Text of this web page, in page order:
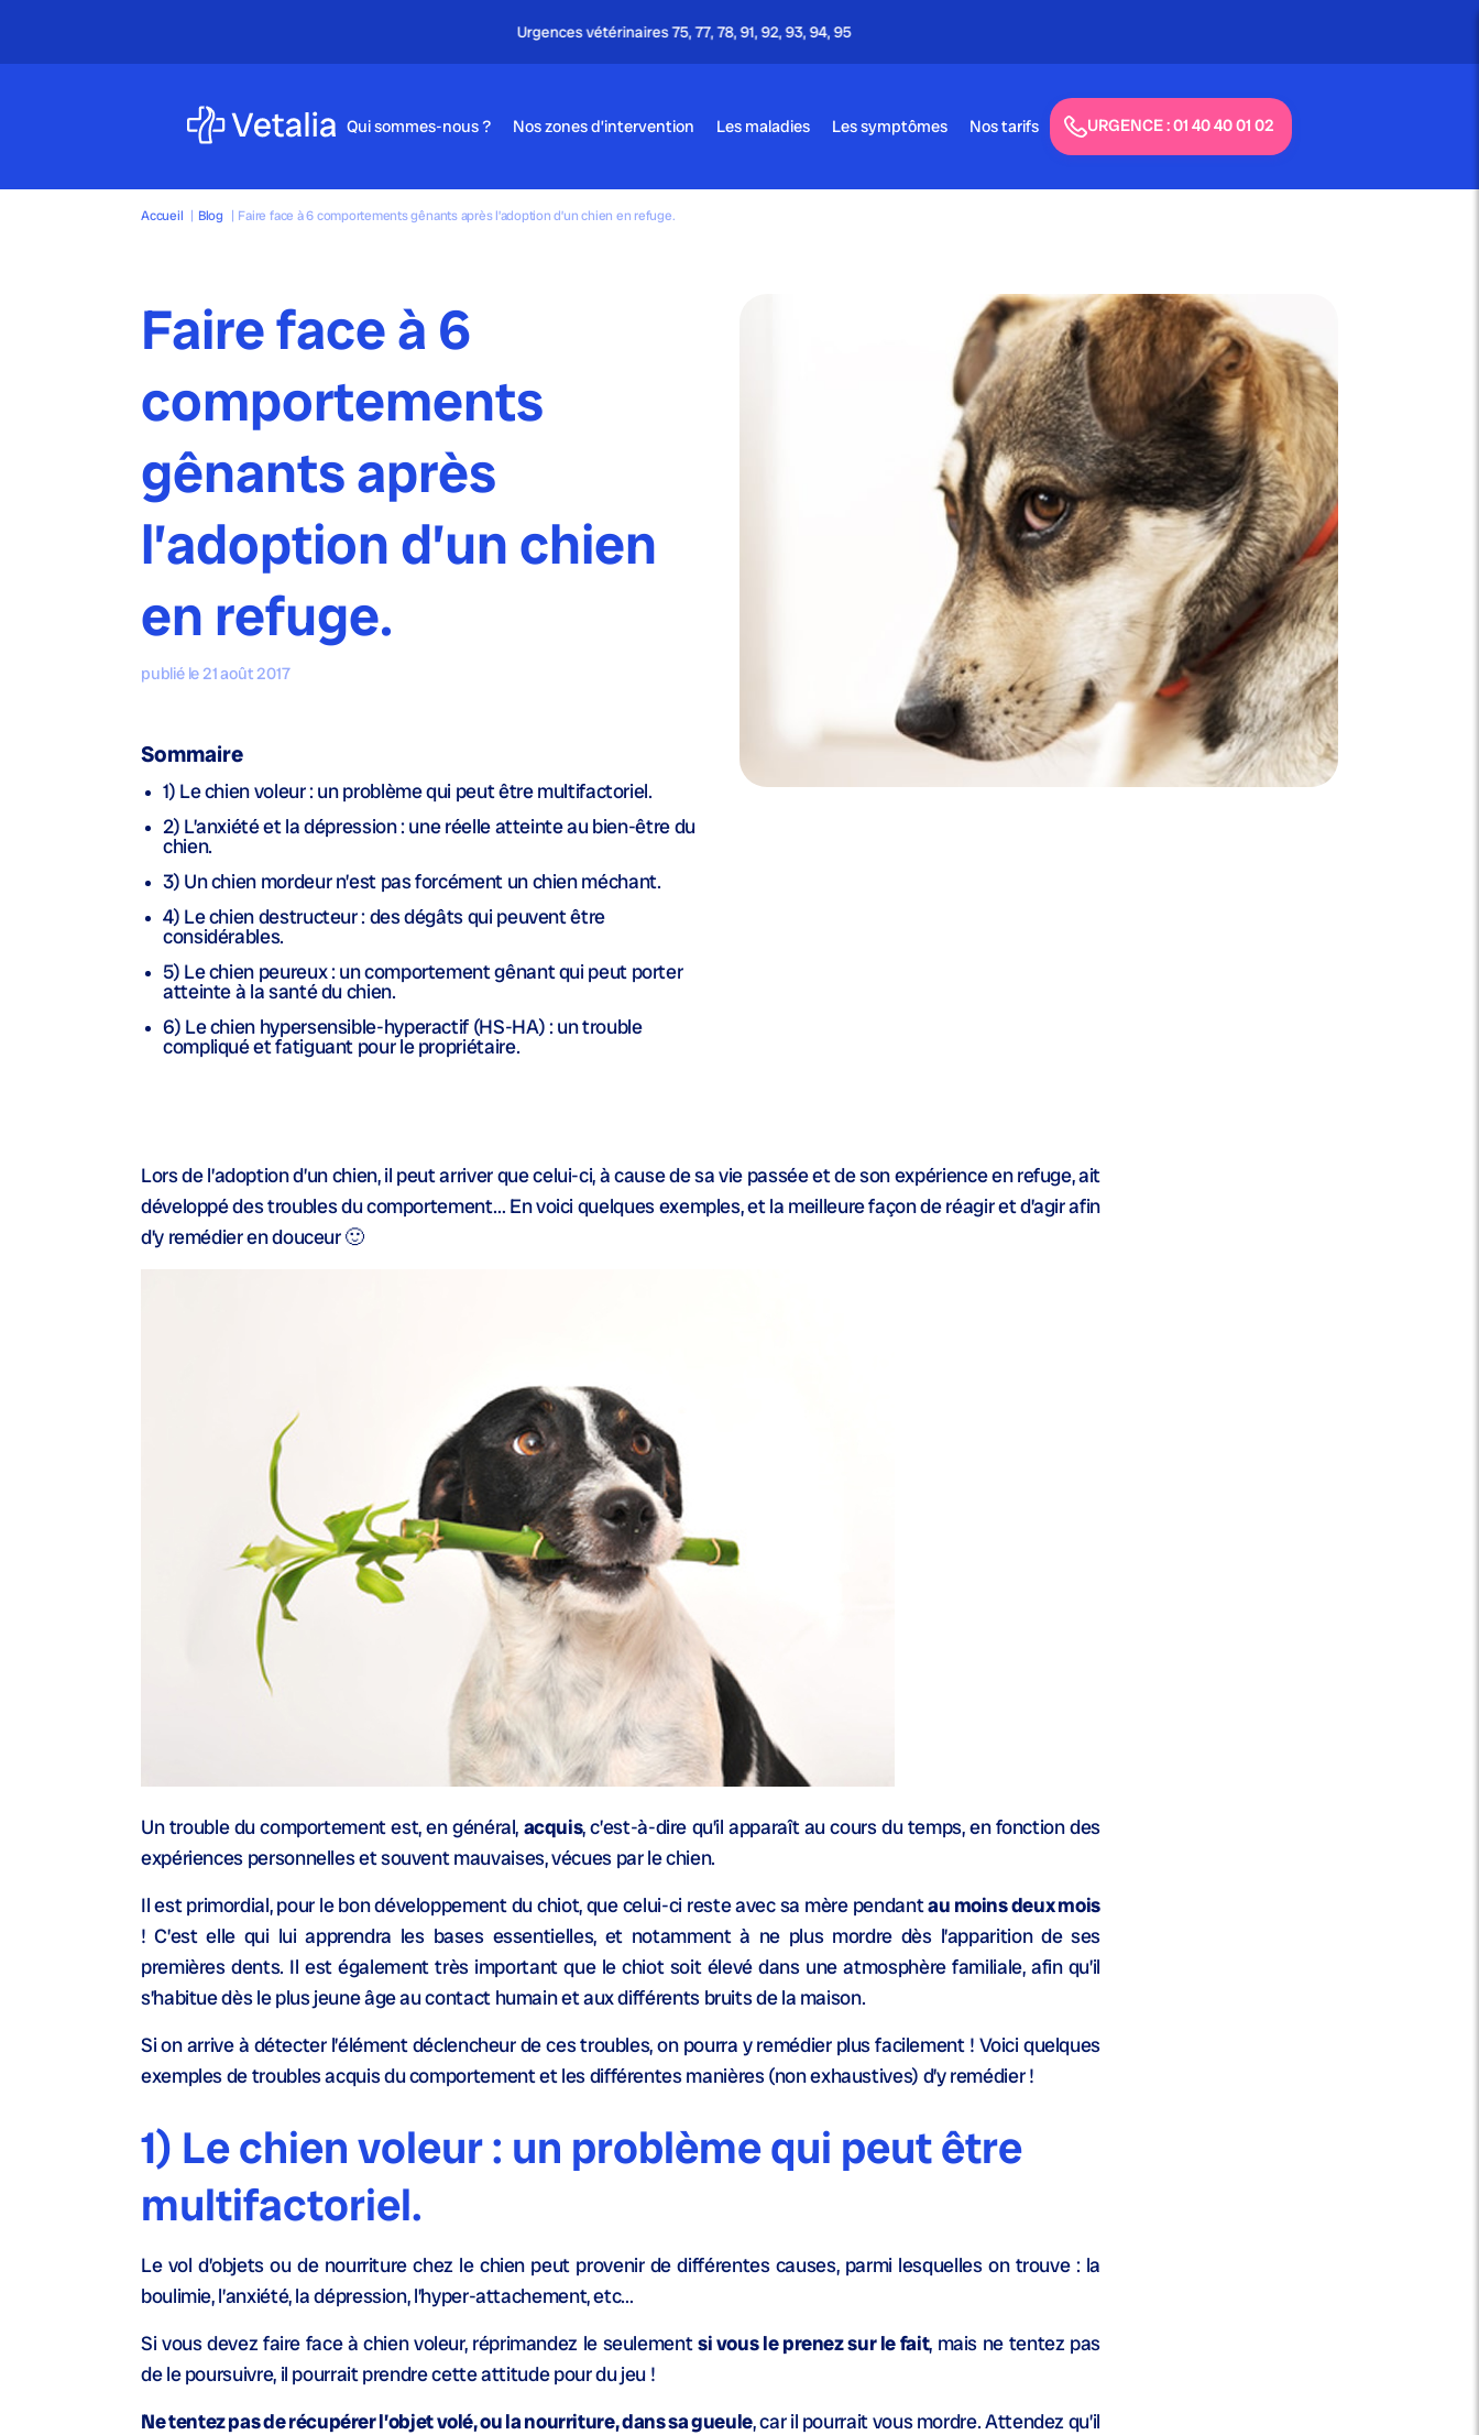
Appel gratuit - 24h/24 & 7j/7
Qui sommes-nous ? Nos zones d’intervention Les maladies Les symptômes Nos tarifs URGENCE : 01 40 40 01 02
Accueil | Blog | Faire face à 6 comportements gênants après l’adoption d’un chien en refuge.
Faire face à 6
comportements
gênants après
l’adoption d’un chien
en refuge.
publié le 21 août 2017
Sommaire
1) Le chien voleur : un problème qui peut être multifactoriel.
2) L’anxiété et la dépression : une réelle atteinte au bien-être du
chien.
3) Un chien mordeur n’est pas forcément un chien méchant.
4) Le chien destructeur : des dégâts qui peuvent être
considérables.
5) Le chien peureux : un comportement gênant qui peut porter
atteinte à la santé du chien.
6) Le chien hypersensible-hyperactif (HS-HA) : un trouble
compliqué et fatiguant pour le propriétaire.
Lors de l’adoption d’un chien, il peut arriver que celui-ci, à cause de sa vie passée et de son expérience en refuge, ait
développé des troubles du comportement… En voici quelques exemples, et la meilleure façon de réagir et d’agir afin
d’y remédier en douceur 🙂
Un trouble du comportement est, en général, acquis, c’est-à-dire qu’il apparaît au cours du temps, en fonction des
expériences personnelles et souvent mauvaises, vécues par le chien.
Il est primordial, pour le bon développement du chiot, que celui-ci reste avec sa mère pendantau moins deux mois
! C’est elle qui lui apprendra les bases essentielles, et notamment à ne plus mordre dès l’apparition de ses
premières dents. Il est également très important que le chiot soit élevé dans une atmosphère familiale, afin qu’il
s’habitue dès le plus jeune âge au contact humain et aux différents bruits de la maison.
Si on arrive à détecter l’élément déclencheur de ces troubles, on pourra y remédier plus facilement ! Voici quelques
exemples de troubles acquis du comportement et les différentes manières (non exhaustives) d’y remédier !
1) Le chien voleur : un problème qui peut être
multifactoriel.
Le vol d’objets ou de nourriture chez le chien peut provenir de différentes causes, parmi lesquelles on trouve : la
boulimie, l’anxiété, la dépression, l’hyper-attachement, etc…
Si vous devez faire face à chien voleur, réprimandez le seulementsi vous le prenez sur le fait, mais ne tentez pas
de le poursuivre, il pourrait prendre cette attitude pour du jeu !
Ne tentez pas de récupérer l’objet volé, ou la nourriture, dans sa gueule, car il pourrait vous mordre. Attendez qu’il